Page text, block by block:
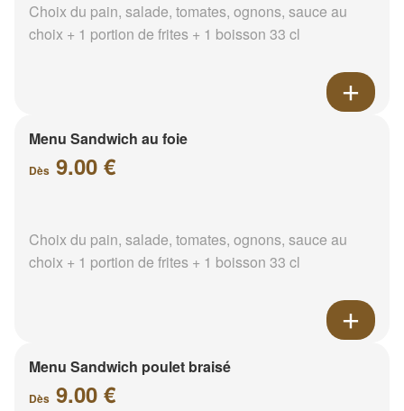
Choix du pain, salade, tomates, ognons, sauce au
choix + 1 portion de frites + 1 boisson 33 cl
Menu Sandwich au foie
Dès 9.00 €
Choix du pain, salade, tomates, ognons, sauce au
choix + 1 portion de frites + 1 boisson 33 cl
Menu Sandwich poulet braisé
Dès 9.00 €